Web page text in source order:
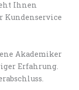
Akademiker
Erfahrung.